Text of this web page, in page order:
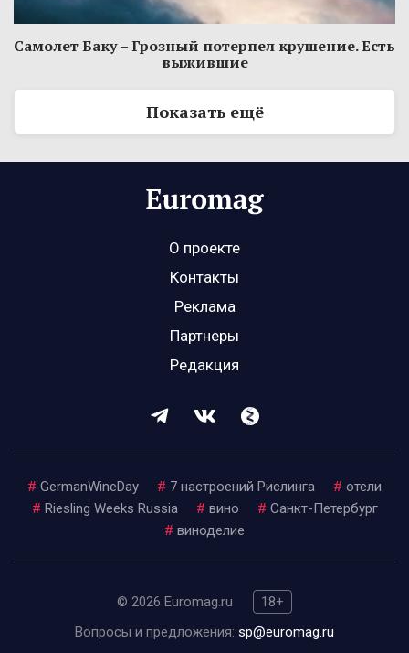
Самолет Баку – Грозный потерпел крушение. Есть
выжившие
Показать ещё
О проекте
Контакты
Реклама
Партнеры
Редакция
# GermanWineDay # 7 настроений Рислинга # отели
# Riesling Weeks Russia # вино # Санкт-Петербург
# виноделие
© 2026 Euromag.ru
18+
Вопросы и предложения: sp@euromag.ru